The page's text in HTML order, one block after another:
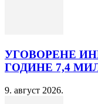
УГОВОРЕНЕ
ГОДИНЕ 7,4
9. август 2026.